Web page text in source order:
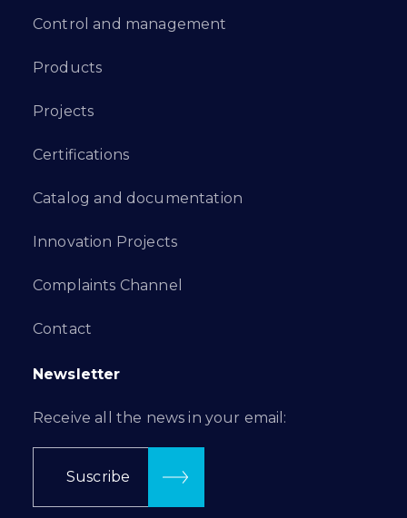
Control and management
Products
Projects
Certifications
Catalog and documentation
Innovation Projects
Complaints Channel
Contact
Newsletter
Receive all the news in your email:
Suscribe